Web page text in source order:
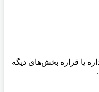
یا قراره بخش‌های دیگه